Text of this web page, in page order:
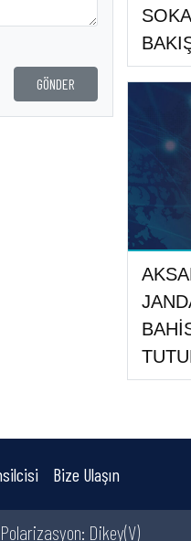
GÖNDER
Bize Ulaşın
Polarizasyon: Dikey(V)